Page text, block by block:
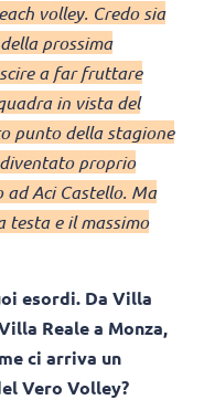
volley. Credo sia
prossima
a far fruttare
in vista del
punto della stagione
proprio
Aci Castello. Ma
testa e il massimo
esordi. Da Villa
Reale a Monza,
ci arriva un
Vero Volley?